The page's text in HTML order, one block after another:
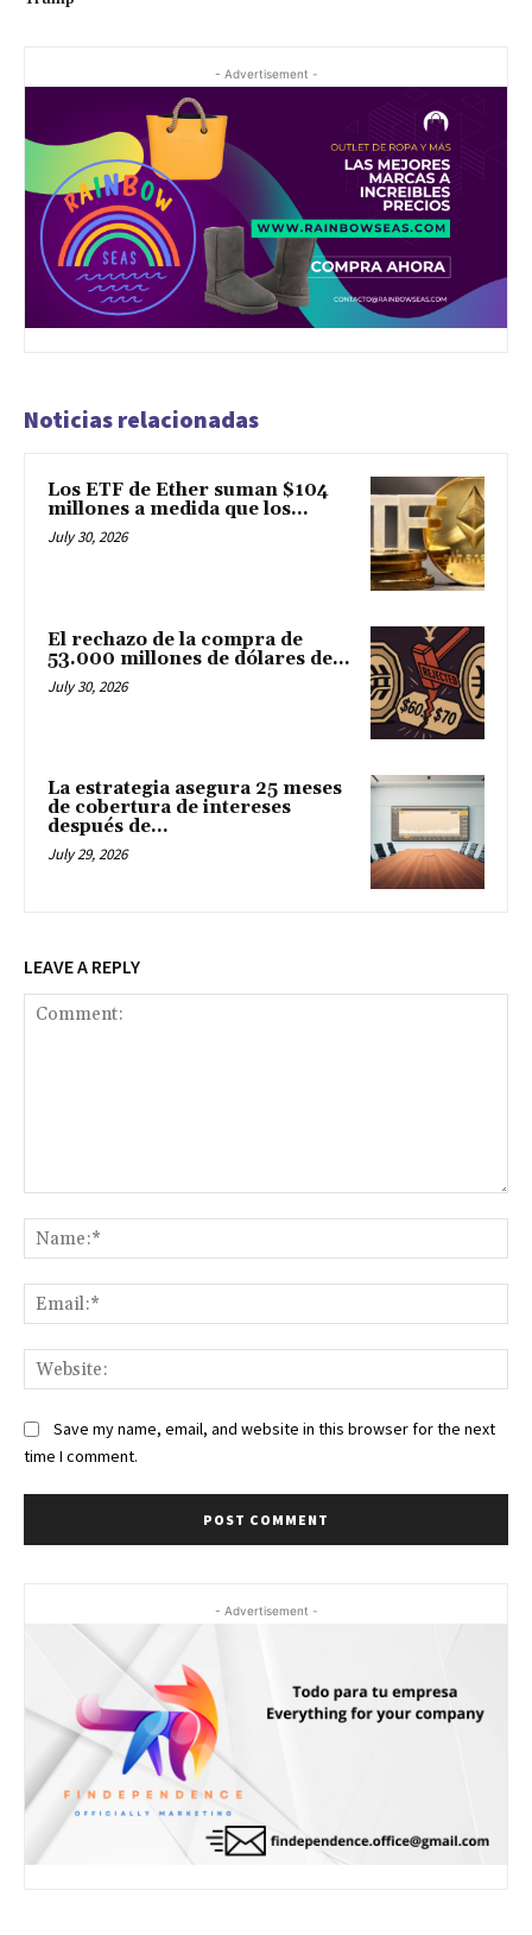
- Advertisement -
Noticias relacionadas
Los ETF de Ether suman $104
millones a medida que los...
July 30, 2026
El rechazo de la compra de
53.000 millones de dólares de...
July 30, 2026
La estrategia asegura 25 meses
de cobertura de intereses
después de...
July 29, 2026
LEAVE A REPLY
Save my name, email, and website in this browser for the next
time I comment.
- Advertisement -